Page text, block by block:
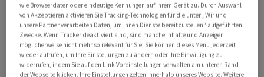
Der Autobauer verzeichnete im zweiten Quartal
wie Browserdaten oder eindeutige Kennungen auf Ihrem Gerät zu. Durch Auswahl
von Akzeptieren aktivieren Sie Tracking-Technologien für die unter „Wir und
unsere Partner verarbeiten Daten, um Ihnen Dienste bereitzustellen“ aufgeführten
Zwecke. Wenn Tracker deaktiviert sind, sind manche Inhalte und Anzeigen
möglicherweise nicht mehr so relevant für Sie. Sie können dieses Menü jederzeit
wieder aufrufen, um Ihre Einstellungen zu ändern oder Ihre Einwilligung zu
widerrufen, indem Sie auf den Link Voreinstellungen verwalten am unteren Rand
der Webseite klicken. Ihre Einstellungen gelten innerhalb unseres Website. Weitere